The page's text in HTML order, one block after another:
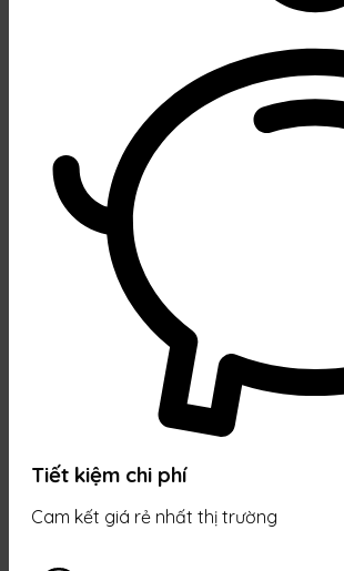
Tiết kiệm chi phí
Cam kết giá rẻ nhất thị trường